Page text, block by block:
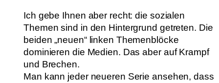
Ich gebe Ihnen aber recht: die sozialen
Themen sind in den Hintergrund getreten. Die
beiden „neuen“ linken Themenblöcke
dominieren die Medien. Das aber auf Krampf
und Brechen.
Man kann jeder neueren Serie ansehen, dass